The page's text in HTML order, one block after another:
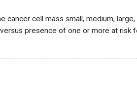
cell mass small, medium, large,
presence of one or more at risk